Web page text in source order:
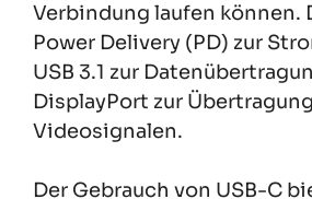
Verbindung laufen können.
Power Delivery (PD) zur
USB 3.1 zur
DisplayPort zur
Videosignalen.
Der Gebrauch von USB-C